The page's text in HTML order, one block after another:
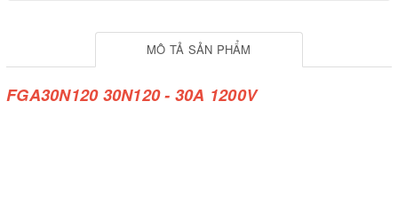
MÔ TẢ SẢN PHẨM
FGA30N120 30N120 - 30A 1200V